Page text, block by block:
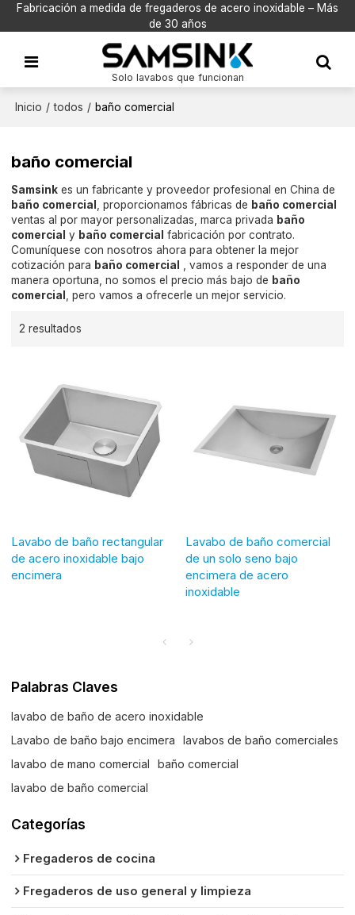
Fabricación a medida de fregaderos de acero inoxidable – Más
de 30 años
Solo lavabos que funcionan
Inicio / todos / baño comercial
baño comercial
Samsink es un fabricante y proveedor profesional en China de
baño comercial
, proporcionamos fábricas de baño comercial
ventas al por mayor personalizadas, marca privada baño
comercial y baño comercial fabricación por contrato.
Comuníquese con nosotros ahora para obtener la mejor
cotización para baño comercial
, vamos a responder de una
manera oportuna, no somos el precio más bajo de baño
comercial
, pero vamos a ofrecerle un mejor servicio.
2 resultados
Lavabo de baño rectangular
de acero inoxidable bajo
encimera
Lavabo de baño comercial
de un solo seno bajo
encimera de acero
inoxidable
Palabras Claves
lavabo de baño de acero inoxidable
Lavabo de baño bajo encimera
lavabos de baño comerciales
lavabo de mano comercial
baño comercial
lavabo de baño comercial
Categorías
Fregaderos de cocina
Fregaderos de uso general y limpieza